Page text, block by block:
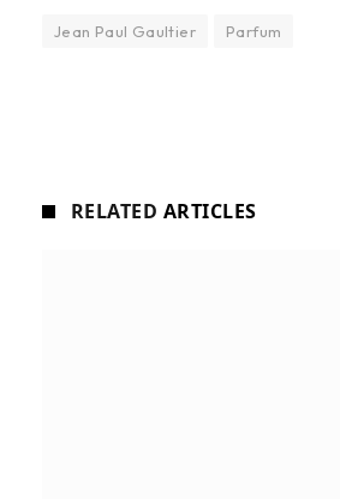
Jean Paul Gaultier Parfum
RELATED ARTICLES